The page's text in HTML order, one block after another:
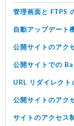
管理画面と FTPS
自動アップデート
公開サイトのアク
公開サイトでの
URL リダイレクト
公開サイトのアク
サイトのアクセス